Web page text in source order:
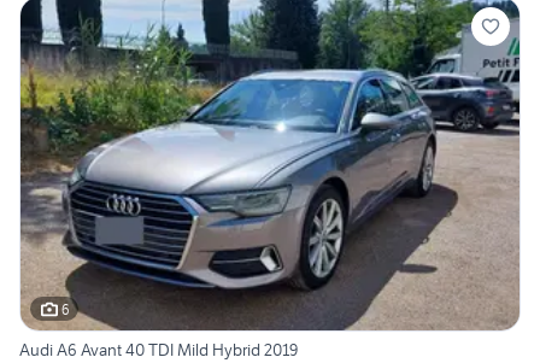
6
Audi A6 Avant 40 TDI Mild Hybrid 2019